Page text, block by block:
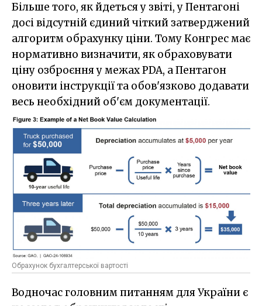
Більше того, як йдеться у звіті, у Пентагоні
досі відсутній єдиний чіткий затверджений
алгоритм обрахунку ціни. Тому Конгрес має
нормативно визначити, як обраховувати
ціну озброєння у межах PDA, а Пентагон
оновити інструкції та обов'язково додавати
весь необхідний об'єм документації.
Обрахунок бухгалтерської вартості
Водночас головним питанням для України є